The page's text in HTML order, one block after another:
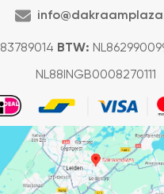
83789014 BTW:
NL88INGB0008270111